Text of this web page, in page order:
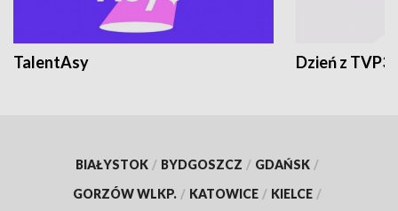
TalentAsy Dzień z TVP3
BIAŁYSTOK / BYDGOSZCZ / GDAŃSK /
GORZÓW WLKP. / KATOWICE / KIELCE /